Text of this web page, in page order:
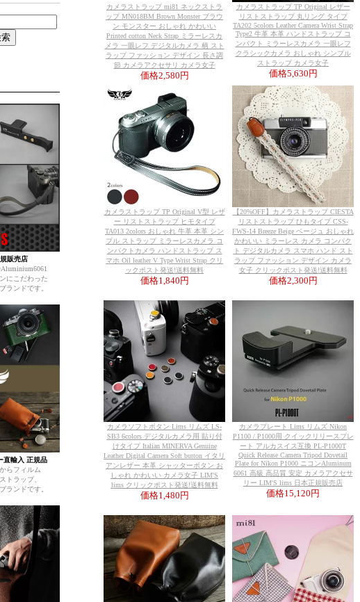
販売店
にこだわった
ランドです。
直輸入 正規品
らフィルム
トラップ、
ランドです。
カメラストラップ mi81 ネックストラ
ップ MN018BM Brown Monster ブラウ
ン モンスター おしゃれ かわいい
Printed cotton Neck Strap ミラーレスカ
メラ 一眼レフ デジタルカメラ 柄 スト
ラップ ファッション デザイン 長さ調
節 カメラアクセサリ カメラ女子
価格2,580円
カメラストラップ TP Original レザー
リストストラップ 丸リング タイプ
TA202 5colors Leather Camera Wrist Strap
Type2 牛革 本革 ハンドストラップ コ
ンパクト ミラーレスカメラ 一眼レフ
クラシックカメラ おしゃれ シンプル
ストラップ カメラ女子
価格5,630円
カメラストラップ TP Original V型 レザ
ー リストストラップ ヒモタイプ
TA013 2colors おしゃれ 牛革 本革 シン
プル ストラップ ミラーレスカメラ コ
ンパクトカメラ ハンドストラップ ス
マホ Oil leather V Type Wrist Strap クリ
ックポスト発送!送料無料
価格1,840円
【20%OFF】カメラストラップ CIESTA
リストストラップ ひもタイプ CSS-
FWS-14 Breeze Beige ベージュ おしゃれ
かわいい ミラーレス カメラ コンパク
ト デジタルカメラ スマホ ハンド スト
ラップ ファッション デザイン カメラ
女子 クリックポスト発送!送料無料
価格2,300円
カメラソフトボタン Lims リムズ LS-
SB3 6colors デジタルカメラ用 貼り付
けタイプ Italian MINERVA Genuine
Leather Digital Camera Soft button イタリ
アンレザー 本革 シャッターボタン お
しゃれ かわいい カメラ女子 LIM'S
lims クリックポスト発送!送料無料
価格1,480円
カメラプレート Lims リムズ Nikon
P1100 / P1000用 クイックリリースプレ
ート アルカスイス互換 PL-P1000T
Quick Release Camera Tripod Dovetail
Plate for Nikon P1000 ニコンAluminum
6061 高級 高品質 安定 カメラアクセサ
リー LIM'S lims 日本正規販売店
価格15,120円